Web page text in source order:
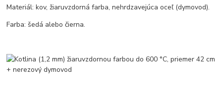
Materiál: kov, žiaruvzdorná farba, nehrdzavejúca oceľ (dymovod).
Farba: šedá alebo čierna.